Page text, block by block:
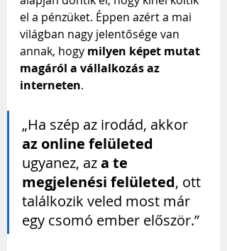
el a pénzüket. Éppen azért a mai
világban nagy jelentősége van
annak, hogy milyen képet mutat
magáról a vállalkozás az
interneten.
„Ha szép az irodád, akkor
az online felületed
ugyanez, az a te
megjelenési felületed, ott
találkozik veled most már
egy csomó ember először.”